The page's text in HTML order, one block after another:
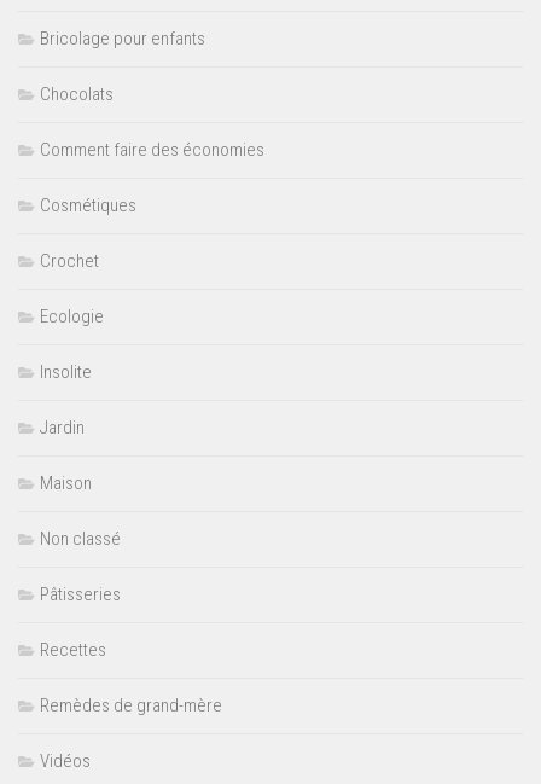
Bricolage pour enfants
Chocolats
Comment faire des économies
Cosmétiques
Crochet
Ecologie
Insolite
Jardin
Maison
Non classé
Pâtisseries
Recettes
Remèdes de grand-mère
Vidéos